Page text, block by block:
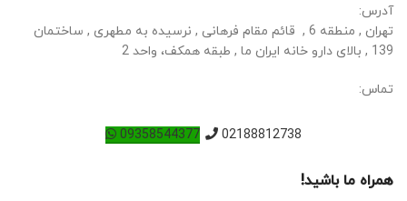
آدرس:
تهران , منطقه 6 , قائم مقام فرهانی , نرسیده به مطهری , ساختمان
139 , بالای دارو خانه ایران ما , طبقه همکف، واحد 2
تماس:
02188812738
09358544377
همراه ما باشید!